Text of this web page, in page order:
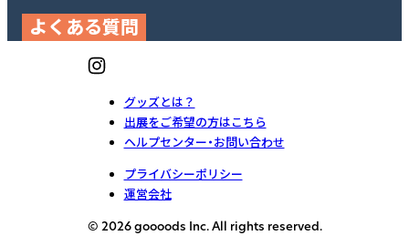
よくある質問
グッズとは？
出展をご希望の方はこちら
ヘルプセンター・お問い合わせ
プライバシーポリシー
運営会社
© 2026 goooods Inc. All rights reserved.